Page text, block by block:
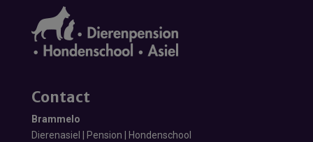
Contact
Brammelo
Dierenasiel | Pension | Hondenschool